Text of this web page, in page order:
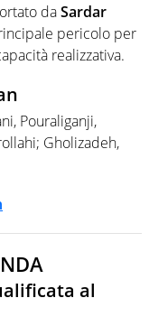
daSardar
pericolo per
realizzativa.
Pouraliganji,
Gholizadeh,
al